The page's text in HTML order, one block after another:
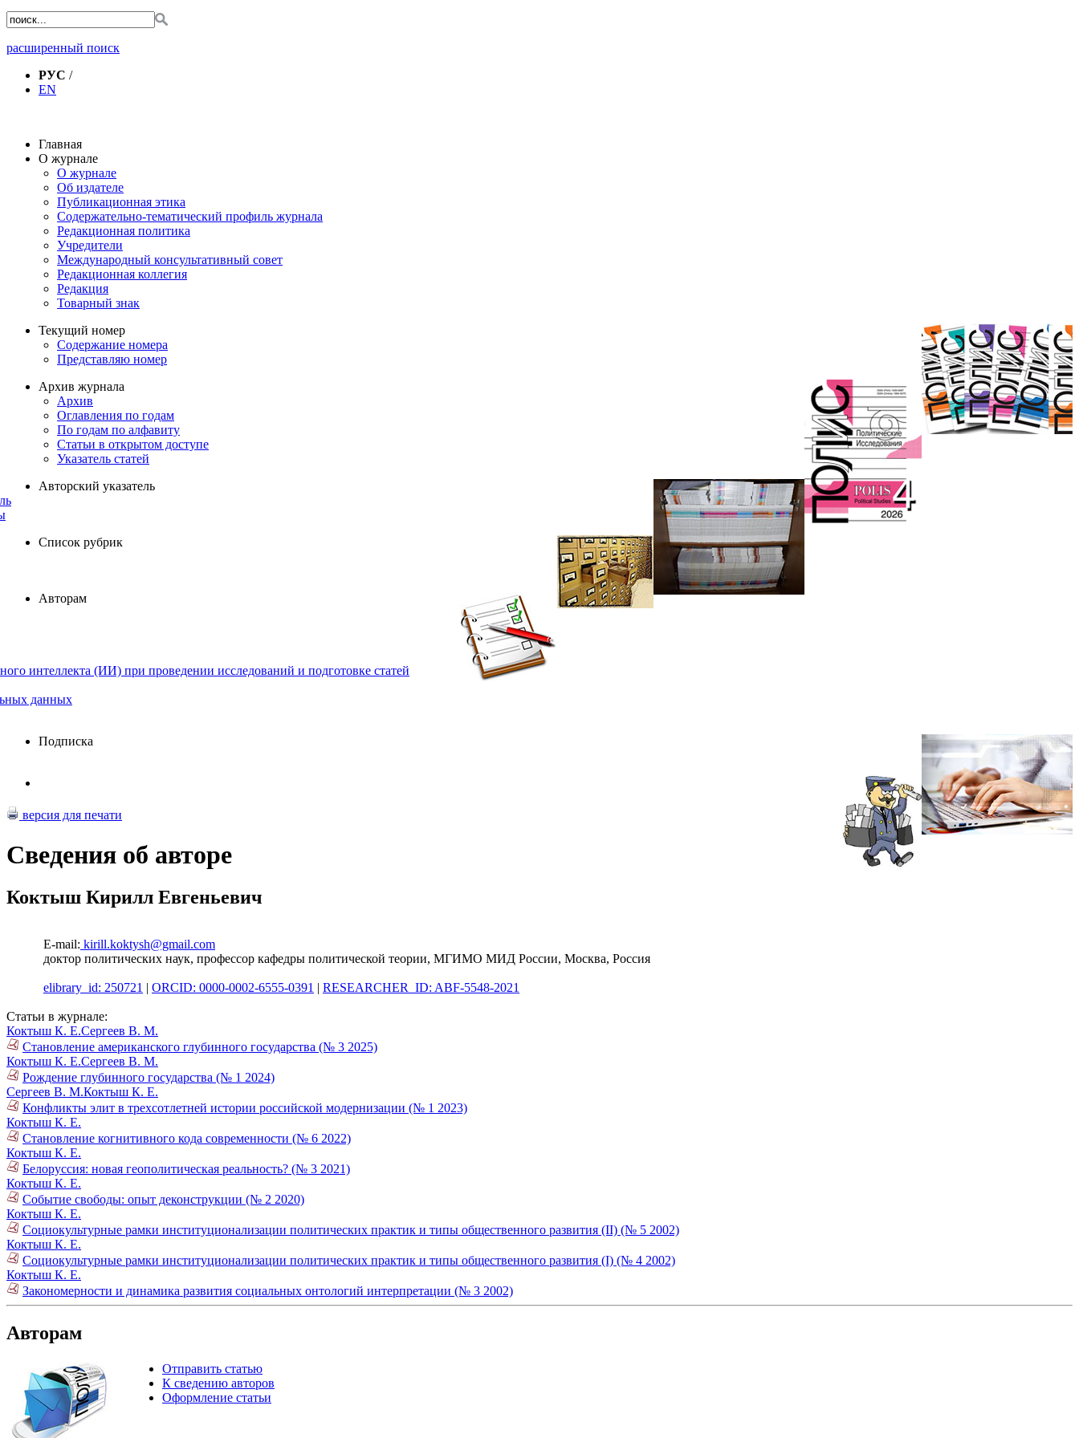
расширенный поиск
РУС /
EN
Главная
О журнале
О журнале
Об издателе
Публикационная этика
Содержательно-тематический профиль журнала
Редакционная политика
Учредители
Международный консультативный совет
Редакционная коллегия
Редакция
Товарный знак
Текущий номер
Содержание номера
Представляю номер
Архив журнала
Архив
Оглавления по годам
По годам по алфавиту
Статьи в открытом доступе
Указатель статей
Авторский указатель
Список рубрик
Авторам
интеллекта (ИИ) при проведении исследований и подготовке статей
данных
Подписка
версия для печати
Сведения об авторе
Коктыш Кирилл Евгеньевич
E-mail: kirill.koktysh@gmail.com
доктор политических наук, профессор кафедры политической теории, МГИМО МИД России, Москва, Россия
elibrary_id: 250721 | ORCID: 0000-0002-6555-0391 | RESEARCHER_ID: ABF-5548-2021
Статьи в журнале:
Коктыш К. Е.Сергеев В. М.
Становление американского глубинного государства (№ 3 2025)
Коктыш К. Е.Сергеев В. М.
Рождение глубинного государства (№ 1 2024)
Сергеев В. М.Коктыш К. Е.
Конфликты элит в трехсотлетней истории российской модернизации (№ 1 2023)
Коктыш К. Е.
Становление когнитивного кода современности (№ 6 2022)
Коктыш К. Е.
Белоруссия: новая геополитическая реальность? (№ 3 2021)
Коктыш К. Е.
Событие свободы: опыт деконструкции (№ 2 2020)
Коктыш К. Е.
Социокультурные рамки институционализации политических практик и типы общественного развития (II) (№ 5 2002)
Коктыш К. Е.
Социокультурные рамки институционализации политических практик и типы общественного развития (I) (№ 4 2002)
Коктыш К. Е.
Закономерности и динамика развития социальных онтологий интерпретации (№ 3 2002)
Авторам
Отправить статью
К сведению авторов
Оформление статьи